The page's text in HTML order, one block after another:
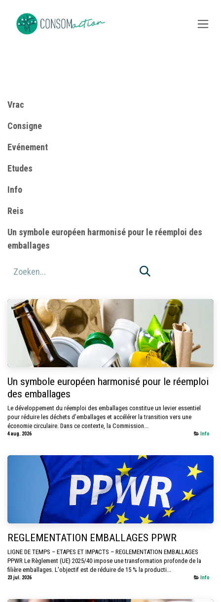
Vrac
Consigne
​Evénement
Etudes
Info
Reis
Un symbole européen harmonisé pour le réemploi des
emballages
Un symbole européen harmonisé pour le réemploi
des emballages
Le développement du réemploi des emballages constitue un levier essentiel
pour réduire les déchets d’emballages et accélérer la transition vers une
économie circulaire. Dans ce contexte, la Commission...
4 aug. 2026 Info
REGLEMENTATION EMBALLAGES PPWR
LIGNE DE TEMPS – ETAPES ET IMPACTS – REGLEMENTATION EMBALLAGES
PPWR Le Règlement (UE) 2025/40 impose une transformation profonde de la
filière emballages. L'objectif est de réduire de 15 % la producti...
23 jul. 2026 Info